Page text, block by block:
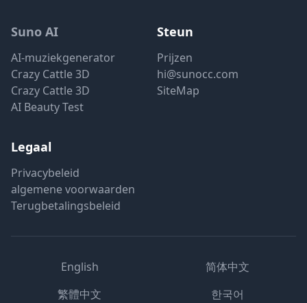
Suno AI
AI-muziekgenerator
Crazy Cattle 3D
Crazy Cattle 3D
AI Beauty Test
Steun
Prijzen
hi@sunocc.com
SiteMap
Legaal
Privacybeleid
algemene voorwaarden
Terugbetalingsbeleid
English
简体中文
繁體中文
한국어